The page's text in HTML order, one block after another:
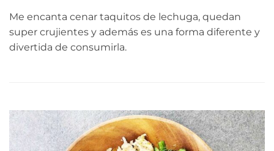
Me encanta cenar taquitos de lechuga, quedan
super crujientes y además es una forma diferente y
divertida de consumirla.